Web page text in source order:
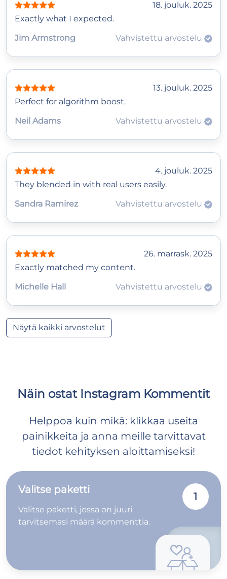
18. jouluk. 2025
Exactly what I expected.
Jim Armstrong
Vahvistettu arvostelu
13. jouluk. 2025
Perfect for algorithm boost.
Neil Adams
Vahvistettu arvostelu
4. jouluk. 2025
They blended in with real users easily.
Sandra Ramirez
Vahvistettu arvostelu
26. marrask. 2025
Exactly matched my content.
Michelle Hall
Vahvistettu arvostelu
Näytä kaikki arvostelut
Näin ostat Instagram Kommentit
Helppoa kuin mikä: klikkaa useita
painikkeita ja anna meille tarvittavat
tiedot kehityksen aloittamiseksi!
Valitse paketti
Valitse paketti, jossa on juuri
tarvitsemasi määrä kommenttia.
1